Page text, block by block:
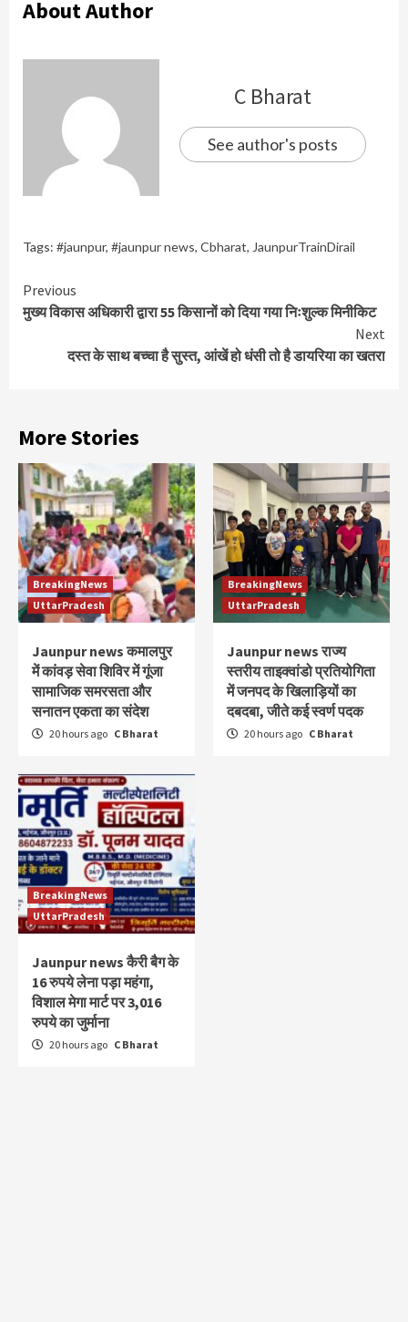
About Author
C Bharat
See author's posts
Tags: #jaunpur, #jaunpur news, Cbharat, JaunpurTrainDirail
Continue
Reading
Previous
मुख्य विकास अधिकारी द्वारा 55 किसानों को दिया गया निःशुल्क मिनीकिट
Next
दस्त के साथ बच्चा है सुस्त, आंखें हो धंसी तो है डायरिया का खतरा
More Stories
BreakingNews
UttarPradesh
Jaunpur news कमालपुर
में कांवड़ सेवा शिविर में गूंजा
सामाजिक समरसता और
सनातन एकता का संदेश
20 hours ago C Bharat
BreakingNews
UttarPradesh
Jaunpur news ​राज्य
स्तरीय ताइक्वांडो प्रतियोगिता
में जनपद के खिलाड़ियों का
दबदबा, जीते कई स्वर्ण पदक
20 hours ago C Bharat
BreakingNews
UttarPradesh
Jaunpur news कैरी बैग के
16 रुपये लेना पड़ा महंगा,
विशाल मेगा मार्ट पर 3,016
रुपये का जुर्माना
20 hours ago C Bharat